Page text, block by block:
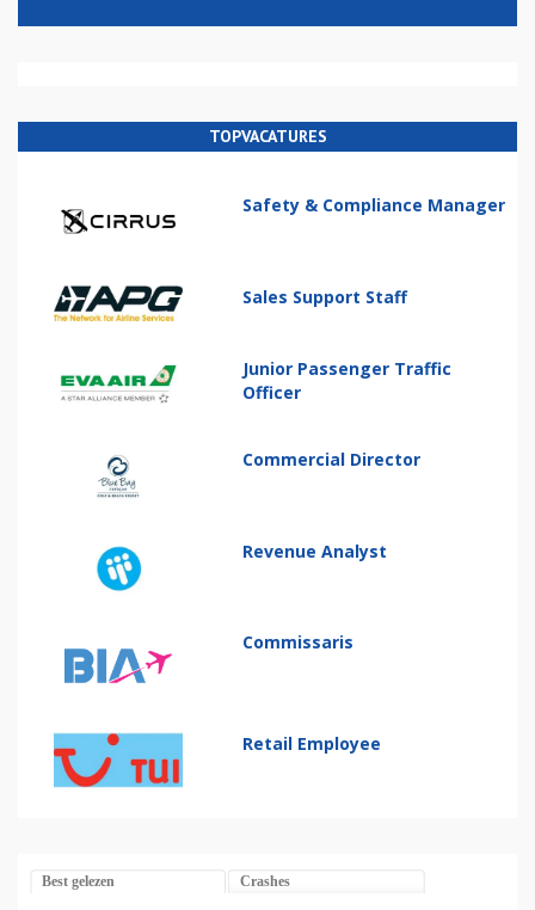
TOPVACATURES
Safety & Compliance Manager
Sales Support Staff
Junior Passenger Traffic
Officer
Commercial Director
Revenue Analyst
Commissaris
Retail Employee
Best gelezen Crashes